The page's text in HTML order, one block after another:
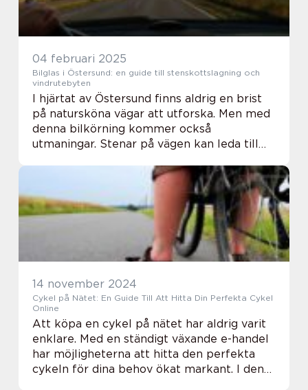
04 februari 2025
Bilglas i Östersund: en guide till stenskottslagning och
vindrutebyten
I hjärtat av Östersund finns aldrig en brist
på natursköna vägar att utforska. Men med
denna bilkörning kommer också
utmaningar. Stenar på vägen kan leda till
14 november 2024
Cykel på Nätet: En Guide Till Att Hitta Din Perfekta Cykel
Online
Att köpa en cykel på nätet har aldrig varit
enklare. Med en ständigt växande e-handel
har möjligheterna att hitta den perfekta
cykeln för dina behov ökat markant. I den